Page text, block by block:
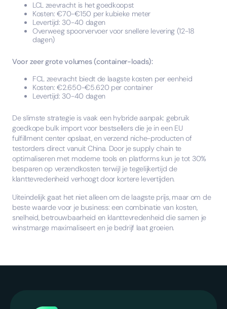
LCL zeevracht is het goedkoopst
Kosten: €70-€150 per kubieke meter
Levertijd: 30-40 dagen
Overweeg spoorvervoer voor snellere levering (12-18
dagen)
Voor zeer grote volumes (container-loads):
FCL zeevracht biedt de laagste kosten per eenheid
Kosten: €2.650-€5.620 per container
Levertijd: 30-40 dagen
De slimste strategie is vaak een hybride aanpak: gebruik
goedkope bulk import voor bestsellers die je in een EU
fulfillment center opslaat, en verzend niche-producten of
testorders direct vanuit China. Door je supply chain te
optimaliseren met moderne tools en platforms kun je tot 30%
besparen op verzendkosten terwijl je tegelijkertijd de
klanttevredenheid verhoogt door kortere levertijden.
Uiteindelijk gaat het niet alleen om de laagste prijs, maar om de
beste waarde voor je business: een combinatie van kosten,
snelheid, betrouwbaarheid en klanttevredenheid die samen je
winstmarge maximaliseert en je bedrijf laat groeien.